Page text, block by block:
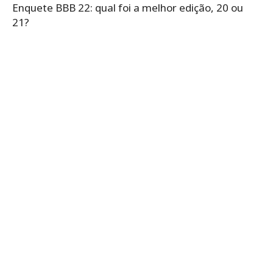
Enquete BBB 22: qual foi a melhor edição, 20 ou
21?